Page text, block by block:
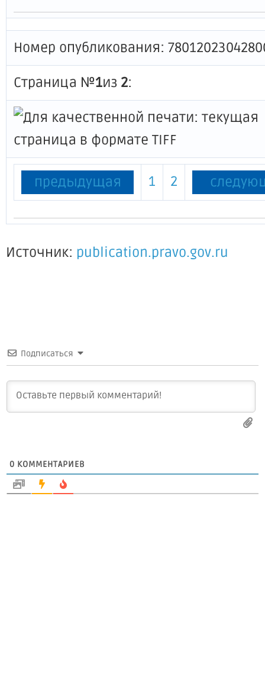
Номер опубликования:
Страница №1из 2:
предыдущая 1 2
Источник: publication.pravo.gov.ru
Подписаться
0 КОММЕНТАРИЕВ